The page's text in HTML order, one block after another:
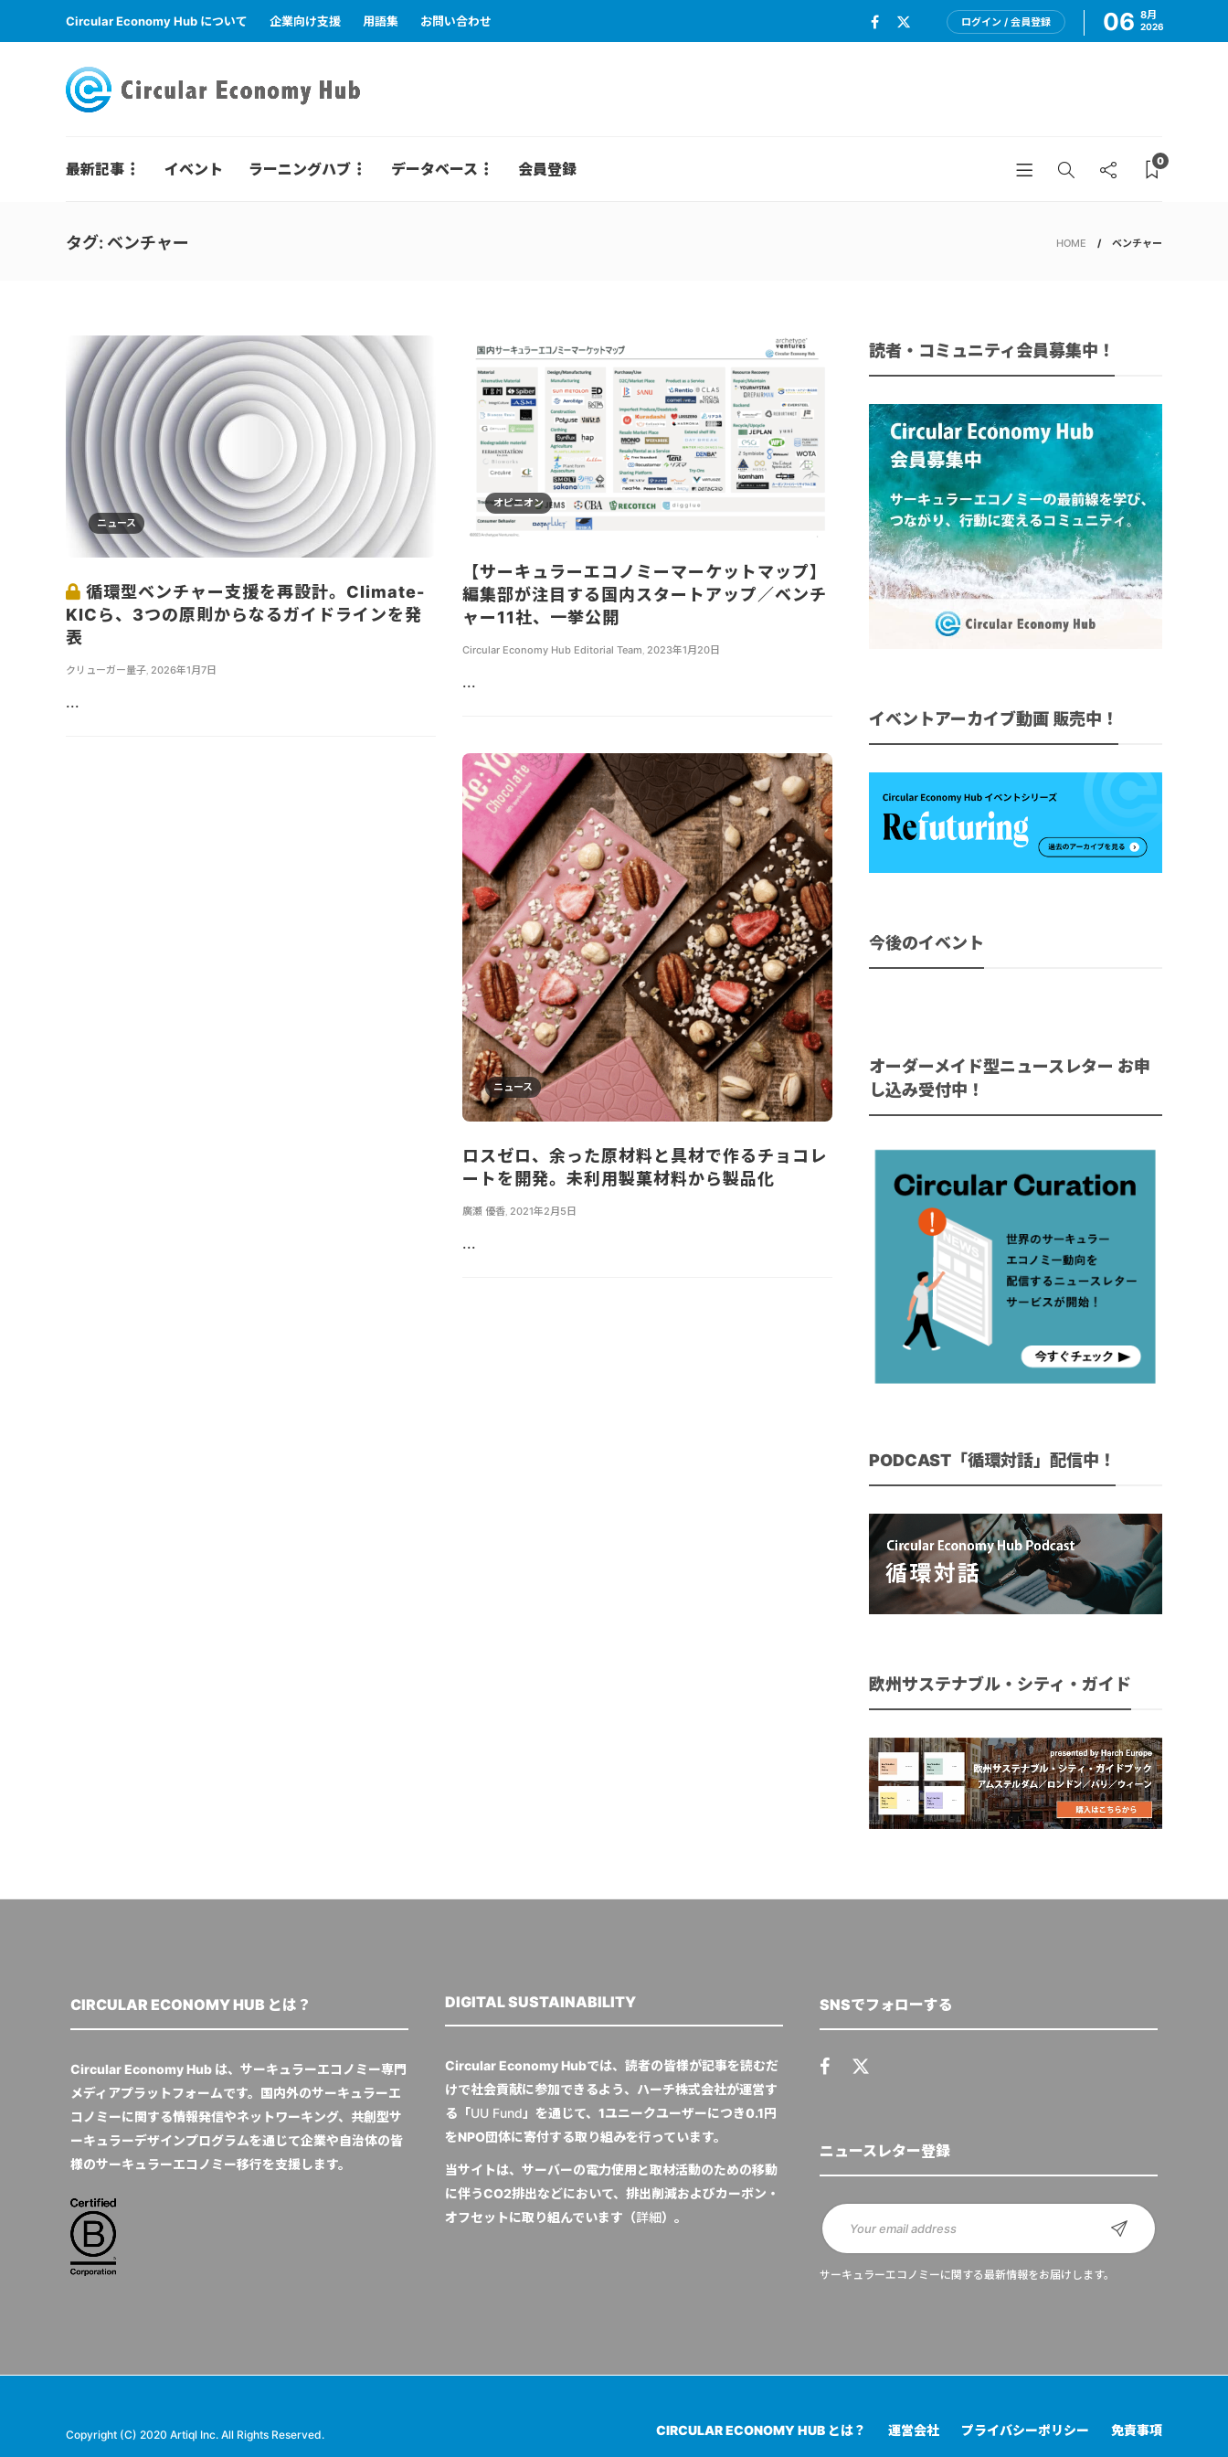
Circular Economy Hub について 企業向け支援 用語集 お問い合わせ ログイン / 会員登録 06 8月
2026
最新記事 イベント ラーニングハブ データベース 会員登録 0
タグ: ベンチャー HOME ベンチャー
ニュース
循環型ベンチャー支援を再設計。Climate-
KICら、3つの原則からなるガイドラインを発
表
クリューガー量子 2026年1月7日
...
オピニオン
【サーキュラーエコノミーマーケットマップ】
編集部が注目する国内スタートアップ／ベンチ
ャー11社、一挙公開
Circular Economy Hub Editorial Team, 2023年1月20日
...
ニュース
ロスゼロ、余った原材料と具材で作るチョコレ
ートを開発。未利用製菓材料から製品化
廣瀬 優香 2021年2月5日
...
読者・コミュニティ会員募集中！
イベントアーカイブ動画 販売中！
今後のイベント
オーダーメイド型ニュースレター お申
し込み受付中！
PODCAST「循環対話」配信中！
欧州サステナブル・シティ・ガイド
CIRCULAR ECONOMY HUB とは？
Circular Economy Hub は、サーキュラーエコノミー専門
メディアプラットフォームです。国内外のサーキュラーエ
コノミーに関する情報発信やネットワーキング、共創型サ
ーキュラーデザインプログラムを通じて企業や自治体の皆
様のサーキュラーエコノミー移行を支援します。
DIGITAL SUSTAINABILITY
Circular Economy Hubでは、読者の皆様が記事を読むだ
けで社会貢献に参加できるよう、ハーチ株式会社が運営す
る「UU Fund」を通じて、1ユニークユーザーにつき0.1円
をNPO団体に寄付する取り組みを行っています。
当サイトは、サーバーの電力使用と取材活動のための移動
に伴うCO2排出などにおいて、排出削減およびカーボン・
オフセットに取り組んでいます（詳細）。
SNSでフォローする
ニュースレター登録
サーキュラーエコノミーに関する最新情報をお届けします。
Copyright (C) 2020 Artiql Inc. All Rights Reserved. CIRCULAR ECONOMY HUB とは？ 運営会社 プライバシーポリシー 免責事項